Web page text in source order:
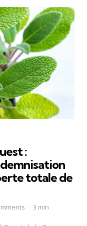
:
totale de
3 min